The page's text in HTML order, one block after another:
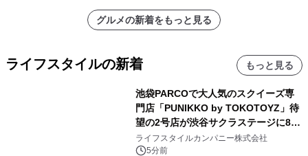
グルメの新着をもっと見る
ライフスタイルの新着 もっと見る
池袋PARCOで大人気のスクイーズ専
門店「PUNIKKO by TOKOTOYZ」待
望の2号店が渋谷サクラステージに8月
21日オープン！
ライフスタイルカンパニー株式会社
5分前